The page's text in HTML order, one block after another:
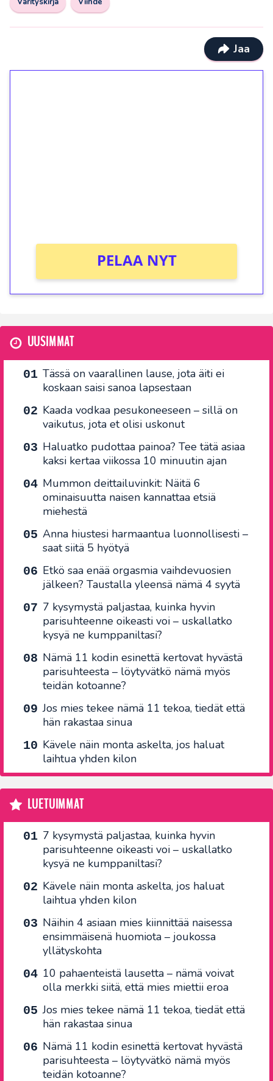
Jaa
PELAA NYT
UUSIMMAT
Tässä on vaarallinen lause, jota äiti ei
koskaan saisi sanoa lapsestaan
Kaada vodkaa pesukoneeseen – sillä on
vaikutus, jota et olisi uskonut
Haluatko pudottaa painoa? Tee tätä asiaa
kaksi kertaa viikossa 10 minuutin ajan
Mummon deittailuvinkit: Näitä 6
ominaisuutta naisen kannattaa etsiä
miehestä
Anna hiustesi harmaantua luonnollisesti –
saat siitä 5 hyötyä
Etkö saa enää orgasmia vaihdevuosien
jälkeen? Taustalla yleensä nämä 4 syytä
7 kysymystä paljastaa, kuinka hyvin
parisuhteenne oikeasti voi – uskallatko
kysyä ne kumppaniltasi?
Nämä 11 kodin esinettä kertovat hyvästä
parisuhteesta – löytyvätkö nämä myös
teidän kotoanne?
Jos mies tekee nämä 11 tekoa, tiedät että
hän rakastaa sinua
Kävele näin monta askelta, jos haluat
laihtua yhden kilon
LUETUIMMAT
7 kysymystä paljastaa, kuinka hyvin
parisuhteenne oikeasti voi – uskallatko
kysyä ne kumppaniltasi?
Kävele näin monta askelta, jos haluat
laihtua yhden kilon
Näihin 4 asiaan mies kiinnittää naisessa
ensimmäisenä huomiota – joukossa
yllätyskohta
10 pahaenteistä lausetta – nämä voivat
olla merkki siitä, että mies miettii eroa
Jos mies tekee nämä 11 tekoa, tiedät että
hän rakastaa sinua
Nämä 11 kodin esinettä kertovat hyvästä
parisuhteesta – löytyvätkö nämä myös
teidän kotoanne?